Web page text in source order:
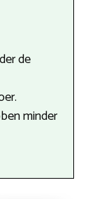
de
minder